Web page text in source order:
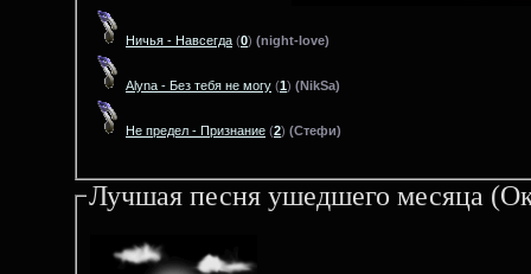
Ничья - Навсегда (0) (night-love)
Alyna - Без тебя не могу (1) (NikSa)
Не предел - Признание (2) (Стефи)
Лучшая песня ушедшего месяца